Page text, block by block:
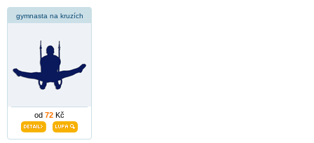
gymnasta na kruzích
od 72 Kč